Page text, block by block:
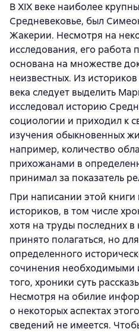
В XIX веке наиболее
Средневековье, был
Жакерии. Несмотря на
исследования, его работа
основана на множестве
неизвестных. Из
века следует выделить
исследовал историю
социологии и приходил к
изучения обыкновенных
например, количество
прихожанами в
принимал за показатель
При написании этой
историков, в том числе
хотя на труды последних
принято полагаться, но
определенного
сочинения необходимыми
того, хроники суть
Несмотря на обилие
о некоторых аспектах
сведений не имеется.